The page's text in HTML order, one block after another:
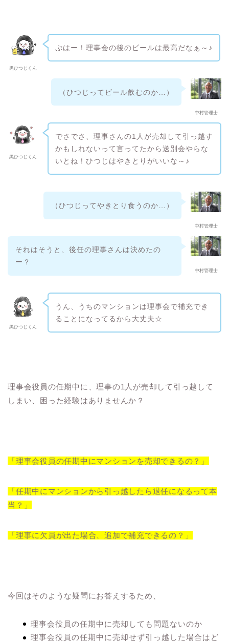
黒ひつじくん
ぷはー！理事会の後のビールは最高だなぁ～♪
中村管理士
（ひつじってビール飲むのか…）
黒ひつじくん
でさでさ、理事さんの1人が売却して引っ越す
かもしれないって言ってたから送別会やらな
いとね！ひつじはやきとりがいいな～♪
中村管理士
（ひつじってやきとり食うのか…）
中村管理士
それはそうと、後任の理事さんは決めたの
ー？
黒ひつじくん
うん、うちのマンションは理事会で補充でき
ることになってるから大丈夫☆
理事会役員の任期中に、理事の1人が売却して引っ越して
しまい、困った経験はありませんか？
「理事会役員の任期中にマンションを売却できるの？」
「任期中にマンションから引っ越したら退任になるって本
当？」
「理事に欠員が出た場合、追加で補充できるの？」
今回はそのような疑問にお答えするため、
理事会役員の任期中に売却しても問題ないのか
理事会役員の任期中に売却せず引っ越した場合はど